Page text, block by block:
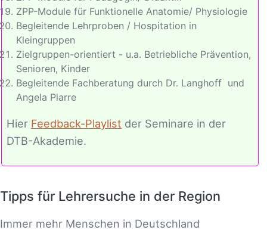
ZPP-Module für Funktionelle Anatomie/ Physiologie
Begleitende Lehrproben / Hospitation in
Kleingruppen
Zielgruppen-orientiert - u.a. Betriebliche Prävention,
Senioren, Kinder
Begleitende Fachberatung durch Dr. Langhoff und
Angela Plarre
Hier Feedback-Playlist der Seminare in der
DTB-Akademie.
Tipps für Lehrersuche in der Region
Immer mehr Menschen in Deutschland